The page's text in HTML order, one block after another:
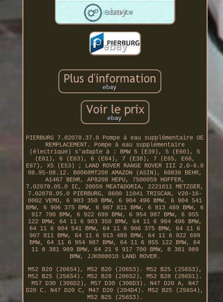
PIERBURG 7.02078.37.0 Pompe à eau supplémentaire OE
REMPLACEMENT. Pompe à eau supplémentaire
(électrique) s'adapte à : BMW 5 (E39), 5 (E60), 5
(E61), 6 (E63), 6 (E64), 7 (E38), 7 (E65, E66,
E67), X5 (E53) ; LAND ROVER RANGE ROVER III 2.0-6.0
08.95-08.12. B0068MT208 AMAZON (ASIN), 60836 BEHR,
A1467 BEHR, AP8208 HEPU, 7500059 HOFFER,
7.02078.05.0 IC, 20059 MEAT&DORIA, 2221011 METZGER,
7.02078.05.0 PIERBURG, 8600 11041 TRISCAN, V20-16-
0002 VEMO, 6 903 350 BMW, 6 904 496 BMW, 6 904 541
BMW, 6 906 375 BMW, 6 907 811 BMW, 6 913 489 BMW, 6
917 700 BMW, 6 922 699 BMW, 6 954 987 BMW, 6 955
122 BMW, 64 11 6 903 350 BMW, 64 11 6 904 496 BMW,
64 11 6 904 541 BMW, 64 11 6 906 375 BMW, 64 11 6
907 811 BMW, 64 11 6 913 489 BMW, 64 11 6 922 699
BMW, 64 11 6 954 987 BMW, 64 11 6 955 122 BMW, 64
11 8 381 989 BMW, 64 21 6 917 700 BMW, 8 381 989
BMW, JJK000010 LAND ROVER.
M52 B20 (206S4), M52 B20 (206S3). M52 B25 (256S3),
M52 B25 (256S4). M52 B28 (286S2), M52 B28 (286S1).
M57 D30 (306D2), M57 D30 (306D3). N47 D20 A, N47
D20 C. N47 D20 C, M47 D20 (204D4). M52 B25 (256S4),
M52 B25 (256S3).